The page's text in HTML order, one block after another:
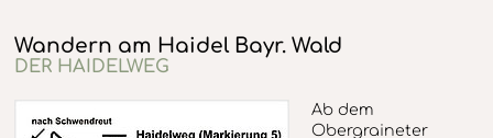
Wandern am Haidel Bayr. Wald
DER HAIDELWEG
Ab dem
Obergraineter